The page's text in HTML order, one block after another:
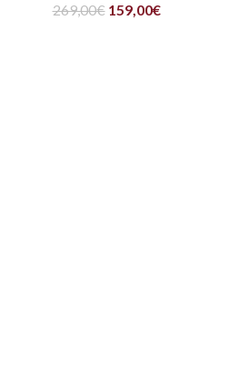
269,00€ 159,00€